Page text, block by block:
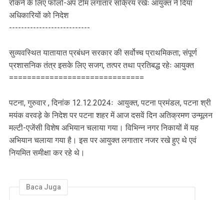
रोकने के लिए फॉलो-अप टीम लगातार सक्रिय रखेंः आयुक्त ने दिया
अधिकारियों को निदेश
---------------------------
सुव्यवस्थित यातायात प्रबंधन सरकार की सर्वोच्च प्राथमिकता; संपूर्ण
प्रशासनिक तंत्र इसके लिए सजग, तत्पर तथा प्रतिबद्ध रहेः आयुक्त
==============================
पटना, गुरुवार , दिनांक 12.12.2024ः आयुक्त, पटना प्रमंडल, पटना श्री
मयंक वरवड़े के निदेश पर पटना शहर में आज दसवें दिन अतिक्रमण उन्मूलन
मल्टी-एजेंसी विशेष अभियान चलाया गया। विभिन्न नगर निकायों में यह
अभियान चलाया गया है। इस पर आयुक्त लगातार नजर रखे हुए थे एवं
नियमित समीक्षा कर रहे थे।
Baca Juga